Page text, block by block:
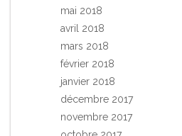
mai 2018
avril 2018
mars 2018
février 2018
janvier 2018
décembre 2017
novembre 2017